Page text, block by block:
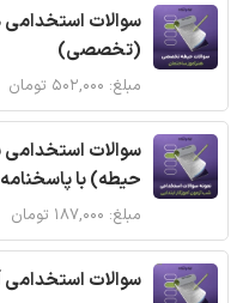
سوالات استخدامی
(تخصصی)
مبلغ: ۵۰۲,۰۰۰ تومان
حیطه) با
مبلغ: ۱۸۷,۰۰۰ تومان
سوالات استخدامی